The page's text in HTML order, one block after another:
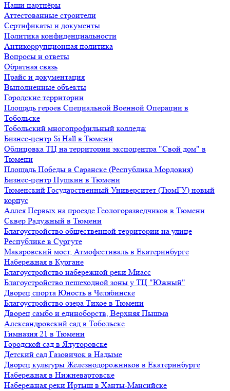
Наши партнёры
Аттестованные строители
Сертификаты и документы
Политика конфиденциальности
Антикоррупционная политика
Вопросы и ответы
Обратная связь
Прайс и документация
Выполненные объекты
Городские территории
Площадь героев Специальной Военной Операции в
Тобольске
Тобольский многопрофильный колледж
Бизнес-центр Si Hall в Тюмени
Облицовка ТЦ на территории экспоцентра "Свой дом" в
Тюмени
Площадь Победы в Саранске (Республика Мордовия)
Бизнес-центр Пушкин в Тюмени
Тюменский Государственный Университет (ТюмГУ) новый
корпус
Аллея Первых на проезде Геологоразведчиков в Тюмени
Сквер Радужный в Тюмени
Благоустройство общественной территории на улице
Республике в Сургуте
Макаровский мост, Атмофестиваль в Екатеринбурге
Набережная в Кургане
Благоустройство набережной реки Миасс
Благоустройство пешеходной зоны у ТЦ "Южный"
Дворец спорта Юность в Челябинске
Благоустройство озера Тихое в Тюмени
Дворец самбо и единоборств, Верхняя Пышма
Александровский сад в Тобольске
Гимназия 21 в Тюмени
Городской сад в Ялуторовске
Детский сад Газовичок в Надыме
Дворец культуры Железнодорожников в Екатеринбурге
Набережная в Нижневартовске
Набережная реки Иртыш в Ханты-Мансийске